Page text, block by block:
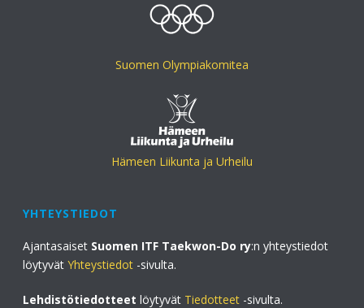
Suomen Olympiakomitea
Hämeen Liikunta ja Urheilu
YHTEYSTIEDOT
Ajantasaiset Suomen ITF Taekwon-Do ry:n yhteystiedot
löytyvätYhteystiedot -sivulta.
Lehdistötiedotteet löytyvät Tiedotteet -sivulta.